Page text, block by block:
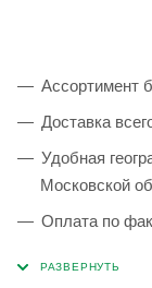
Ассортимент
Доставка
Удобная
Московской
Оплата по